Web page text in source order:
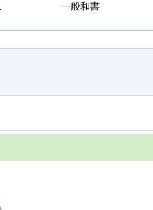
一般和書